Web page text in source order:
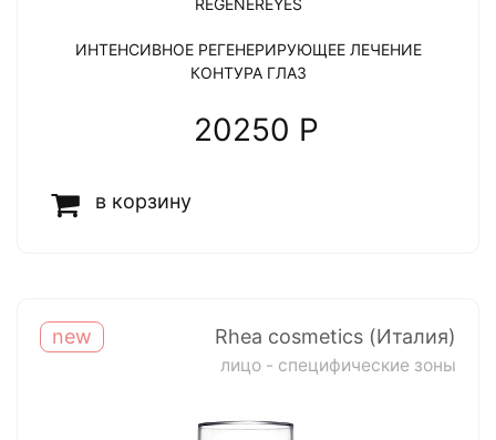
ИНТЕНСИВНОЕ РЕГЕНЕРИРУЮЩЕЕ ЛЕЧЕНИЕ
КОНТУРА ГЛАЗ
20250 P
в корзину
new Rhea cosmetics (Италия)
лицо - специфические зоны